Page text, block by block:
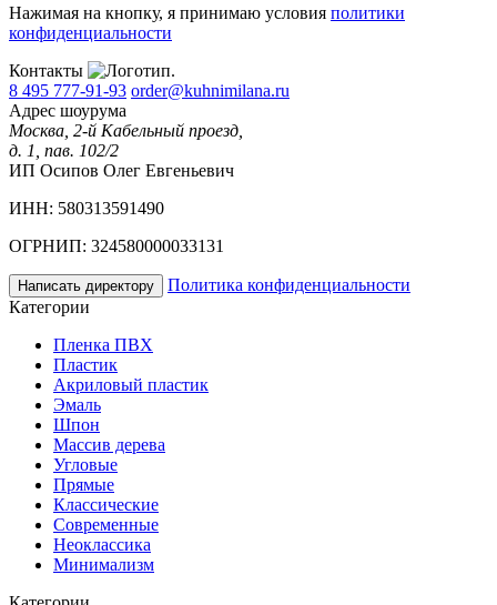
Нажимая на кнопку, я принимаю условия политики
конфиденциальности
Контакты
8 495 777-91-93 order@kuhnimilana.ru
Адрес шоурума
Москва, 2-й Кабельный проезд,
д. 1, пав. 102/2
ИП Осипов Олег Евгеньевич
ИНН: 580313591490
ОГРНИП: 324580000033131
Написать директору
Политика конфиденциальности
Категории
Пленка ПВХ
Пластик
Акриловый пластик
Эмаль
Шпон
Массив дерева
Угловые
Прямые
Классические
Современные
Неоклассика
Минимализм